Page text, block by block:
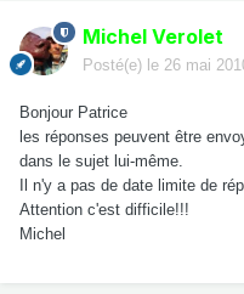
Michel Verolet
Posté(e) le 26 mai
Bonjour Patrice
les réponses peuvent être
dans le sujet lui-même.
Il n'y a pas de date limite de
Attention c'est difficile!!!
Michel